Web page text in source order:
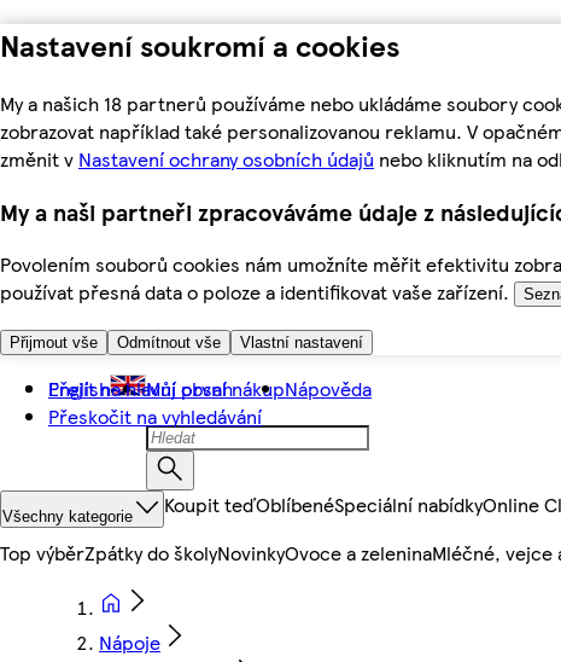
Nastavení soukromí a cookies
My a našich 18 partnerů používáme nebo ukládáme soubory
zobrazovat například také personalizovanou reklamu. V
změnit v Nastavení ochrany osobních údajů nebo kliknutím na
My a naši partneři zpracováváme údaje z
Povolením souborů cookies nám umožníte měřit efektivitu
používat přesná data o poloze a identifikovat vaše zařízení.
Přijmout vše Odmítnout vše Vlastní nastavení
Přejít na hlavní obsah
Přeskočit na vyhledávání
English Můj první nákupNápověda
Všechny kategorie Koupit teďOblíbenéSpeciální nabídkyOnline
Top výběrZpátky do školyNovinkyOvoce a zeleninaMléčné, vejce
Nápoje